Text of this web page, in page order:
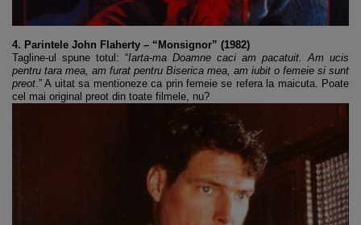
4. Parintele John Flaherty – “Monsignor” (1982)
Tagline-ul spune totul: “Iarta-ma Doamne caci am pacatuit. Am ucis
pentru tara mea, am furat pentru Biserica mea, am iubit o femeie si sunt
preot .” A uitat sa mentioneze ca prin femeie se refera la maicuta. Poate
cel mai original preot din toate filmele, nu?